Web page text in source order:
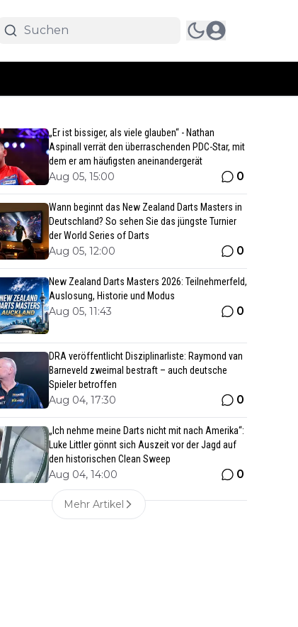
„Er ist bissiger, als viele glauben“ - Nathan
Aspinall verrät den überraschenden PDC-Star, mit
dem er am häufigsten aneinandergerät
Aug 05, 15:00 0
Wann beginnt das New Zealand Darts Masters in
Deutschland? So sehen Sie das jüngste Turnier
der World Series of Darts
Aug 05, 12:00 0
New Zealand Darts Masters 2026: Teilnehmerfeld,
Auslosung, Historie und Modus
Aug 05, 11:43 0
DRA veröffentlicht Disziplinarliste: Raymond van
Barneveld zweimal bestraft – auch deutsche
Spieler betroffen
Aug 04, 17:30 0
„Ich nehme meine Darts nicht mit nach Amerika“:
Luke Littler gönnt sich Auszeit vor der Jagd auf
den historischen Clean Sweep
Aug 04, 14:00 0
Mehr Artikel